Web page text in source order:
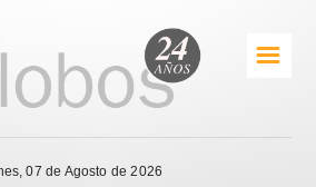
☰
07 de Agosto de 2026